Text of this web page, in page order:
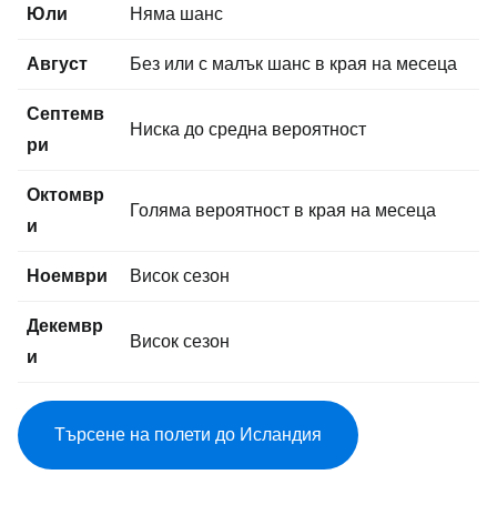
Юли
Няма шанс
Август
Без или с малък шанс в края на месеца
Септемв
ри
Ниска до средна вероятност
Октомвр
и
Голяма вероятност в края на месеца
Ноември
Висок сезон
Декемвр
и
Висок сезон
Търсене на полети до Исландия